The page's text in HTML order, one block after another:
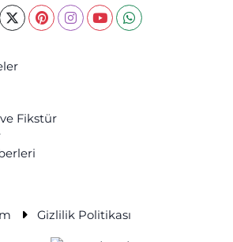
Fikstür
Gizlilik Politikası